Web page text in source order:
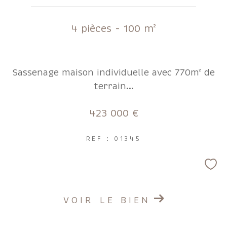
4 pièces - 100 m²
Sassenage maison individuelle avec 770m² de
terrain...
423 000 €
REF : 01345
VOIR LE BIEN